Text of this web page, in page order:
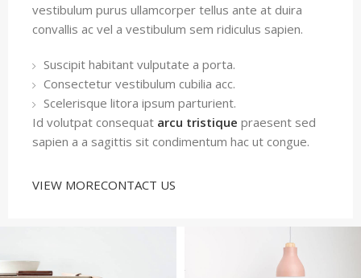
vestibulum purus ullamcorper tellus ante at duira
convallis ac vel a vestibulum sem ridiculus sapien.
Suscipit habitant vulputate a porta.
Consectetur vestibulum cubilia acc.
Scelerisque litora ipsum parturient.
Id volutpat consequat arcu tristique praesent sed
sapien a a sagittis sit condimentum hac ut congue.
VIEW MORECONTACT US